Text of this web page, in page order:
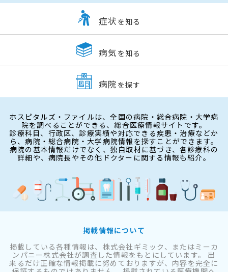
症状 を知る
病気 を知る
病院 を探す
ホスピタルズ・ファイルは、全国の病院・総合病院・大学病
院を調べることができる、総合医療情報サイトです。
診療科目、行政区、診療実績や対応できる疾患・治療などか
ら、病院・総合病院・大学病院情報を探すことができます。
病院の基本情報だけでなく、独自取材に基づき、各診療科の
詳細や、病院長やその他ドクターに関する情報も紹介。
掲載情報について
掲載している各種情報は、株式会社ギミック、またはミーカ
ンパニー株式会社が調査した情報をもとにしています。 出
来るだけ正確な情報掲載に努めておりますが、内容を完全に